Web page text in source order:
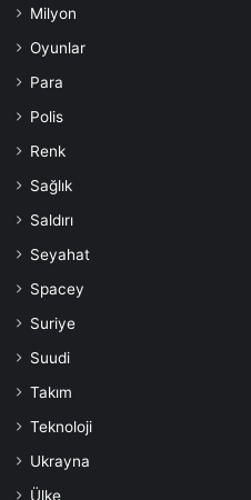
Milyon
Oyunlar
Para
Polis
Renk
Sağlık
Saldırı
Seyahat
Spacey
Suriye
Suudi
Takım
Teknoloji
Ukrayna
Ülke